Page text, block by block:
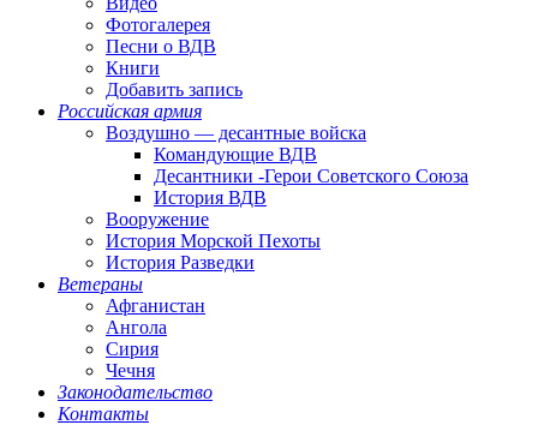
Фотогалерея
Песни о ВДВ
Книги
Добавить запись
Российская армия
Воздушно — десантные войска
Командующие ВДВ
Десантники -Герои Советского Союза
История ВДВ
Вооружение
История Морской Пехоты
История Разведки
Ветераны
Афганистан
Ангола
Сирия
Чечня
Законодательство
Контакты